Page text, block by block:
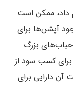
داد، ممکن است
آپشن‌ها برای
بزرگ
کسب سود از
آن دارایی برای